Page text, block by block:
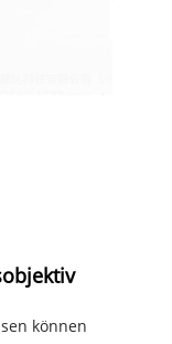
können